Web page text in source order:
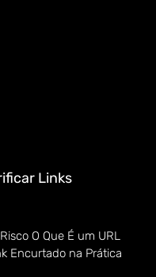
Links
O Que É um URL
Encurtado na Prática